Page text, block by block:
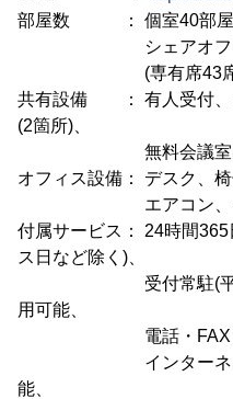
部屋数 ： 個室40部屋
シェアオフィス
(専有席43席、フ
共有設備 ： 有人受付、
(2箇所)、
無料会議室(6室)、
オフィス設備： デスク、
エアコン、セキ
付属サービス： 24時間
ス日など除く)、
受付常駐(平日9:00
用可能、
電話・FAX・複合
インターネット利
能、